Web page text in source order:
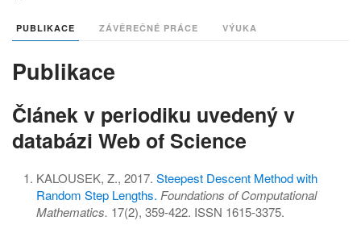
PUBLIKACE ZÁVĚREČNÉ PRÁCE VÝUKA
Publikace
Článek v periodiku uvedený v
databázi Web of Science
KALOUSEK, Z., 2017. Steepest Descent Method with
Random Step Lengths. Foundations of Computational
Mathematics. 17(2), 359-422. ISSN 1615-3375.